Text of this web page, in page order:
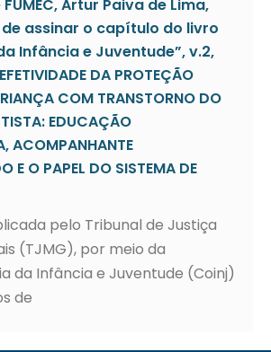
Artur Paiva de Lima,
assinar o capítulo do livro
Infância e Juventude”, v.2,
DA PROTEÇÃO
COM TRANSTORNO DO
EDUCAÇÃO
ACOMPANHANTE
E O PAPEL DO SISTEMA DE
pelo Tribunal de Justiça
(TJMG), por meio da
da Infância e Juventude (Coinj)
de